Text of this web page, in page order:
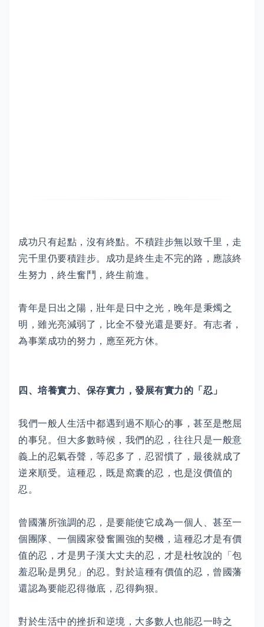
成功只有起點，沒有終點。不積跬步無以致千里，走
完千里仍要積跬步。成功是終生走不完的路，應該終
生努力，終生奮鬥，終生前進。
青年是日出之陽，壯年是日中之光，晚年是秉燭之
明，雖光亮減弱了，比全不發光還是要好。有志者，
為事業成功的努力，應至死方休。
四、培養實力、保存實力，發展有實力的「忍」
我們一般人生活中都遇到過不順心的事，甚至是憋屈
的事兒。但大多數時候，我們的忍，往往只是一般意
義上的忍氣吞聲，等忍多了，忍習慣了，最後就成了
逆來順受。這種忍，既是窩囊的忍，也是沒價值的
忍。
曾國藩所強調的忍，是要能使它成為一個人、甚至一
個團隊、一個國家發奮圖強的契機，這種忍才是有價
值的忍，才是男子漢大丈夫的忍，才是杜牧說的「包
羞忍恥是男兒」的忍。對於這種有價值的忍，曾國藩
還認為要能忍得徹底，忍得夠狠。
對於生活中的挫折和逆境，大多數人也能忍一時之